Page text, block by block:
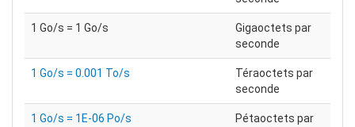
1 Go/s = 1 Go/s
Gigaoctets par
seconde
1 Go/s = 0.001 To/s
Téraoctets par
seconde
1 Go/s = 1E-06 Po/s
Pétaoctets par